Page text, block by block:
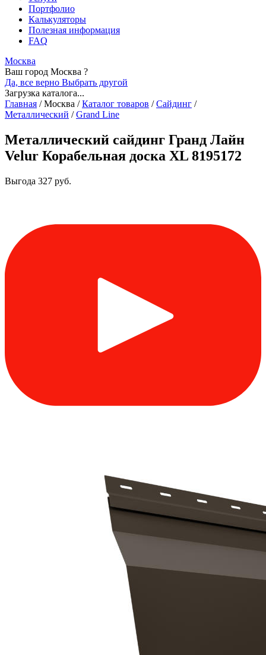
Портфолио
Калькуляторы
Полезная информация
FAQ
Москва
Ваш город Москва ?
Да, все верно Выбрать другой
Загрузка каталога...
Главная /Москва / Каталог товаров / Сайдинг /
Металлический / Grand Line
Металлический сайдинг Гранд Лайн
Velur Корабельная доска XL 8195172
Выгода 327 руб.